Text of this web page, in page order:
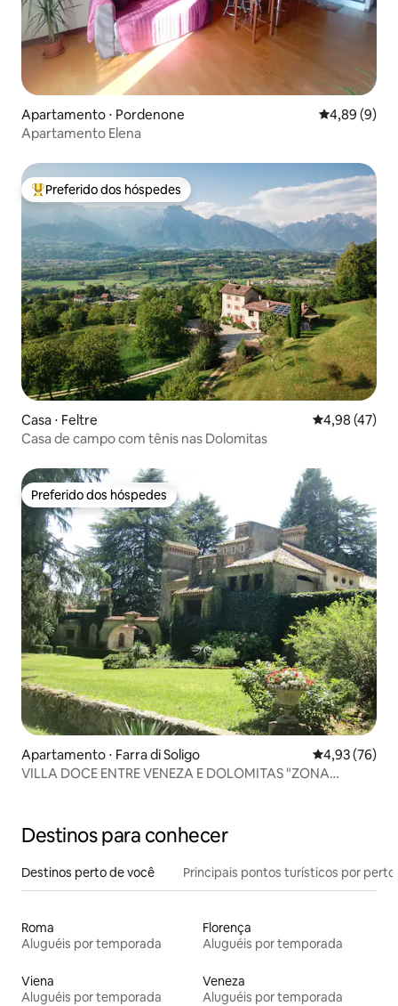
Apartamento ⋅ Pordenone 4,89 de uma
4,89 (9)
Apartamento Elena
Entre os melhores preferidos dos hóspedes
Preferido dos hóspedes
Casa ⋅ Feltre 4,98 de uma
4,98 (47)
Casa de campo com tênis nas Dolomitas
Preferido dos hóspedes
Preferido dos hóspedes
Apartamento ⋅ Farra di Soligo 4,93 de uma
4,93 (76)
VILLA DOCE ENTRE VENEZA E DOLOMITAS "ZONA
Destinos para conhecer
Destinos perto de você Principais pontos turísticos por perto
Roma
Aluguéis por temporada
Florença
Aluguéis por temporada
Viena
Aluguéis por temporada
Veneza
Aluguéis por temporada